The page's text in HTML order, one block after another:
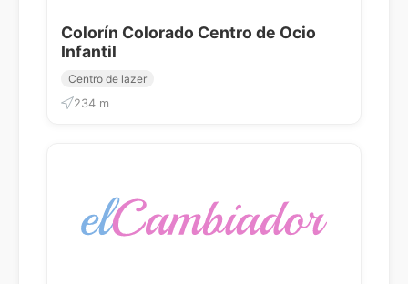
Colorín Colorado Centro de Ocio
Infantil
Centro de lazer
234 m